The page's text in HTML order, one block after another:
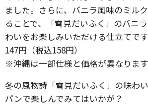
ました。さらに、バニラ風味のミル
ることで、「雪見だいふく」のバニ
わいをお楽しみいただける仕立てです
147円（税込158円）
※沖縄は一部仕様と価格が異なります
冬の風物詩「雪見だいふく」の味わ
パンで楽しんでみてはいかが？